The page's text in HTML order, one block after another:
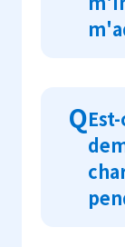
A
les
Q